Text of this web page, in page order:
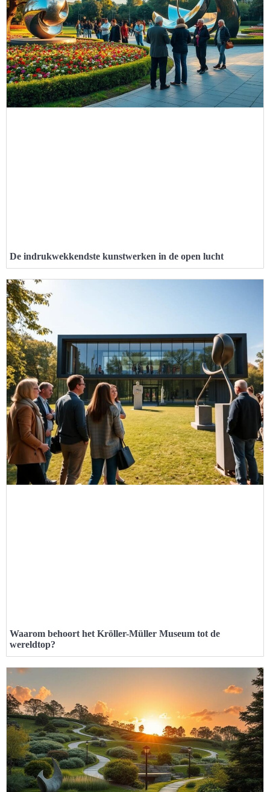
De indrukwekkendste kunstwerken in de open lucht
Waarom behoort het Kröller-Müller Museum tot de
wereldtop?